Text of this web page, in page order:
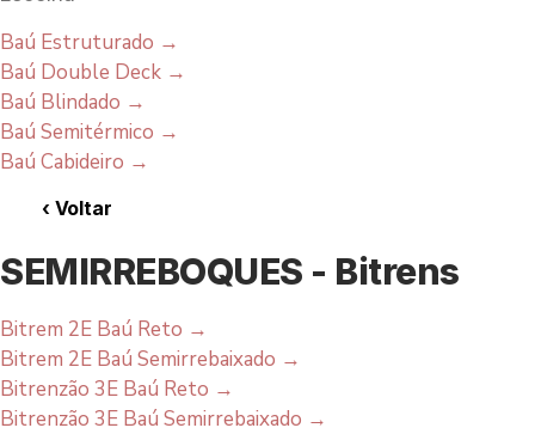
Baú Estruturado →
Baú Double Deck →
Baú Blindado →
Baú Semitérmico →
Baú Cabideiro →
‹ Voltar
SEMIRREBOQUES - Bitrens
Bitrem 2E Baú Reto →
Bitrem 2E Baú Semirrebaixado →
Bitrenzão 3E Baú Reto →
Bitrenzão 3E Baú Semirrebaixado →